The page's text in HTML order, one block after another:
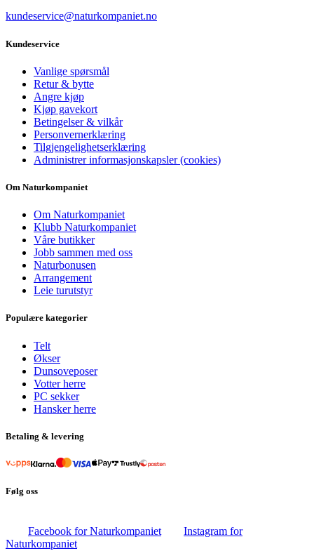
kundeservice@naturkompaniet.no
Kundeservice
Vanlige spørsmål
Retur & bytte
Angre kjøp
Kjøp gavekort
Betingelser & vilkår
Personvernerklæring
Tilgjengelighetserklæring
Administrer informasjonskapsler (cookies)
Om Naturkompaniet
Om Naturkompaniet
Klubb Naturkompaniet
Våre butikker
Jobb sammen med oss
Naturbonusen
Arrangement
Leie turutstyr
Populære kategorier
Telt
Økser
Dunsoveposer
Votter herre
PC sekker
Hansker herre
Betaling & levering
Følg oss
Facebook for Naturkompaniet
Instagram for
Naturkompaniet